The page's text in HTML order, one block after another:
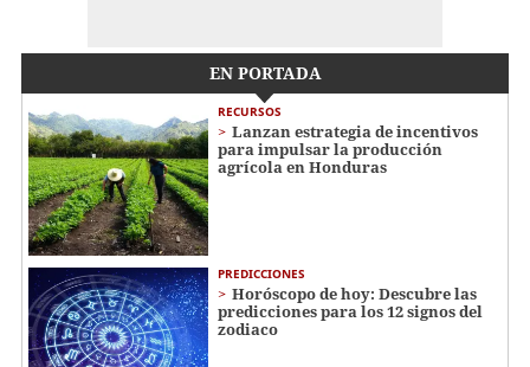
EN PORTADA
RECURSOS
Lanzan estrategia de incentivos
para impulsar la producción
agrícola en Honduras
PREDICCIONES
Horóscopo de hoy: Descubre las
predicciones para los 12 signos del
zodiaco